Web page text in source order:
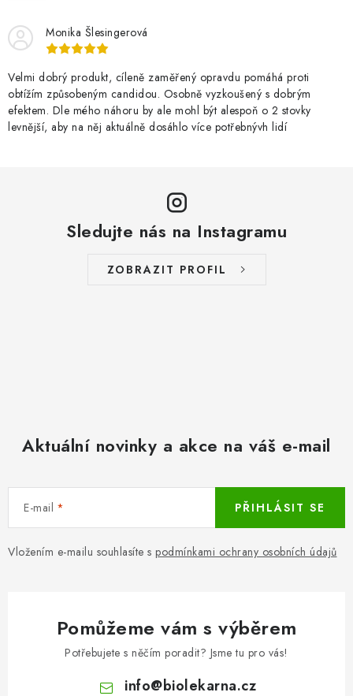
Monika Šlesingerová
Velmi dobrý produkt, cíleně zaměřený opravdu pomáhá proti
obtížím způsobeným candidou. Osobně vyzkoušený s dobrým
efektem. Dle mého náhoru by ale mohl být alespoň o 2 stovky
levnější, aby na něj aktuálně dosáhlo více potřebnývh lidí
Sledujte nás na Instagramu
ZOBRAZIT PROFIL
Aktuální novinky a akce na váš e-mail
E-mail
Vložením e-mailu souhlasíte s podmínkami ochrany osobních údajů
PŘIHLÁSIT SE
Pomůžeme vám s výběrem
Potřebujete s něčím poradit? Jsme tu pro vás!
info@biolekarna.cz